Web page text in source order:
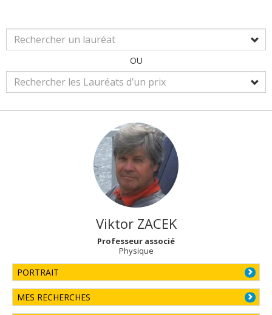
OU
Viktor ZACEK
Professeur associé
Physique
PORTRAIT
MES RECHERCHES